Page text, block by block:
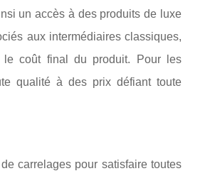
un accès à des produits de luxe
aux intermédiaires classiques,
coût final du produit. Pour les
qualité à des prix défiant toute
carrelages pour satisfaire toutes